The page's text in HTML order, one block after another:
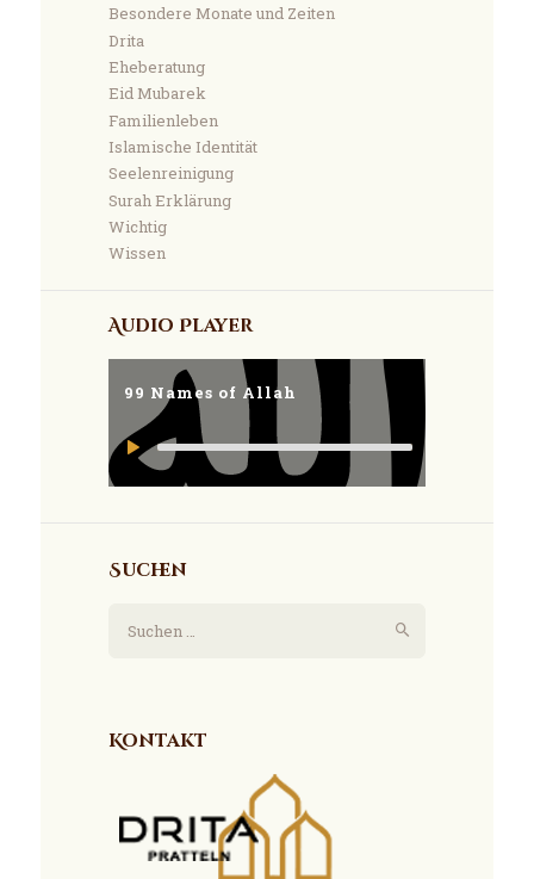
Besondere Monate und Zeiten
Drita
Eheberatung
Eid Mubarek
Familienleben
Islamische Identität
Seelenreinigung
Surah Erklärung
Wichtig
Wissen
Audio Player
99 Names of Allah
Suchen
nach:
Kontakt